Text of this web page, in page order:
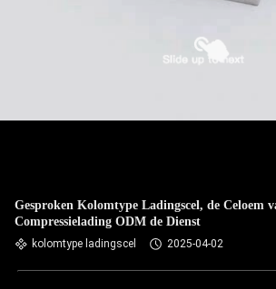
Gesproken Kolomtype Ladingscel, de Celoem
Compressielading ODM de Dienst
kolomtype ladingscel 2025-04-02